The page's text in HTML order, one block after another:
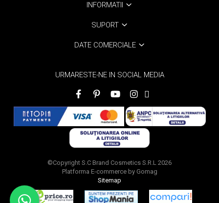
INFORMATII
SUPORT
DATE COMERCIALE
URMARESTE-NE IN SOCIAL MEDIA
©Copyright S.C Brand Cosmetics S.R.L 2026
Platforma E-commerce by Gomag
Sitemap